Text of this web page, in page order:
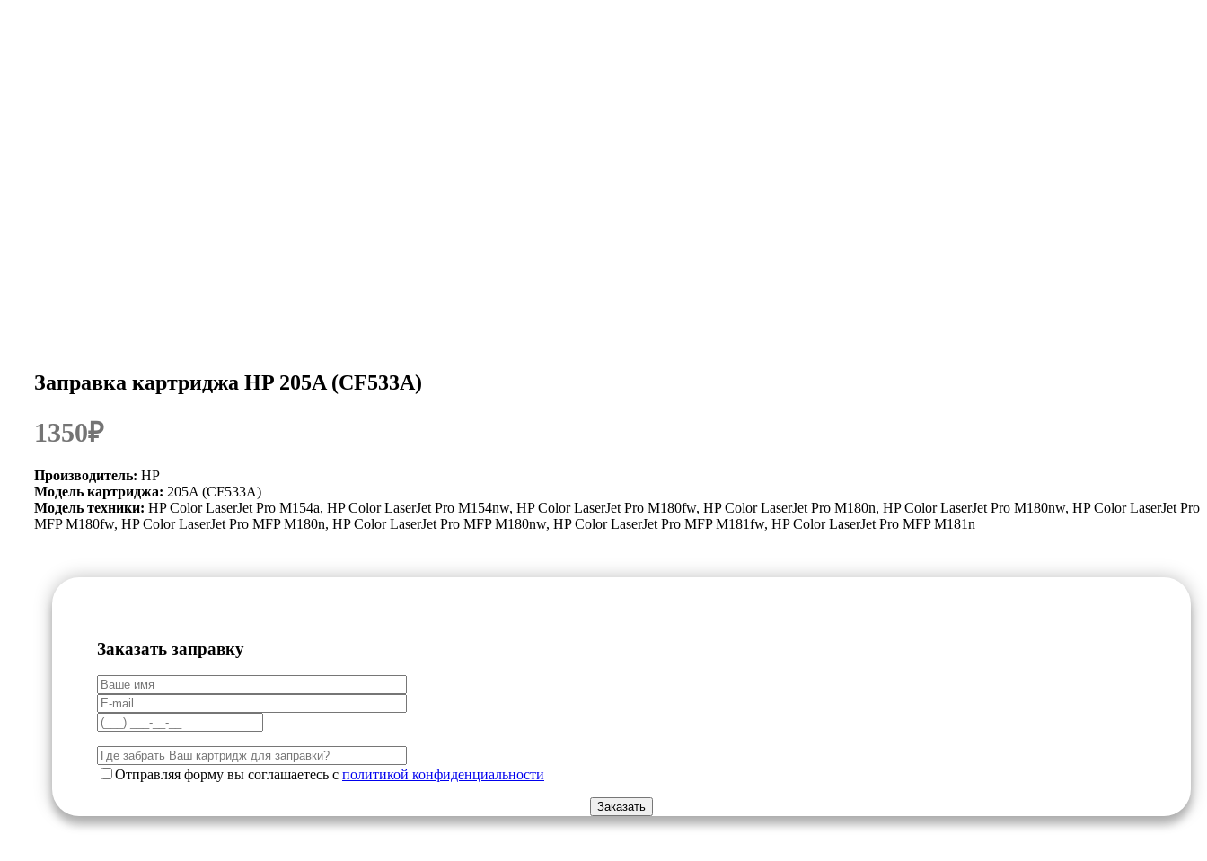
Заправка картриджа HP 205A (CF533A)
1350
Производитель: HP
Модель картриджа: 205A (CF533A)
Модель техники: HP Color LaserJet Pro M154a, HP Color LaserJet Pro M154nw, HP Color LaserJet Pro M180fw, HP Color LaserJet Pro M180n, HP Color LaserJet Pro M180nw, HP Color LaserJet Pro
MFP M180fw, HP Color LaserJet Pro MFP M180n, HP Color LaserJet Pro MFP M180nw, HP Color LaserJet Pro MFP M181fw, HP Color LaserJet Pro MFP M181n
Заказать заправку
Отправляя форму вы соглашаетесь с политикой конфиденциальности